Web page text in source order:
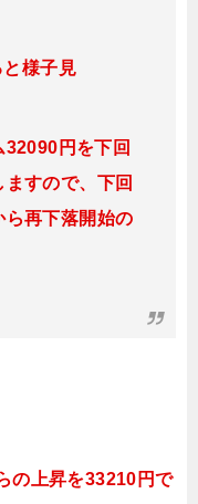
様子見
円を下回
ますので、下回
ら再下落開始の
の 上昇を33210円で